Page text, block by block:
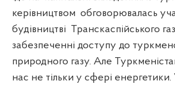
керівництвом обговорювалась
будівництві Транскаспійського
забезпеченні доступу до
природного газу. Але
нас не тільки у сфері енергетики.